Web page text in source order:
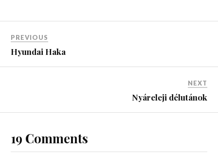
PREVIOUS
Hyundai Haka
NEXT
Nyáreleji délutánok
19 Comments